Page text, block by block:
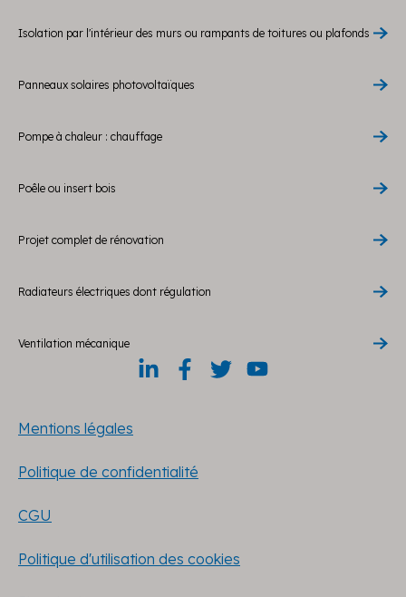
Isolation par l'intérieur des murs ou rampants de toitures ou plafonds
Panneaux solaires photovoltaïques
Pompe à chaleur : chauffage
Poêle ou insert bois
Projet complet de rénovation
Radiateurs électriques dont régulation
Ventilation mécanique
Mentions légales
Politique de confidentialité
CGU
Politique d'utilisation des cookies